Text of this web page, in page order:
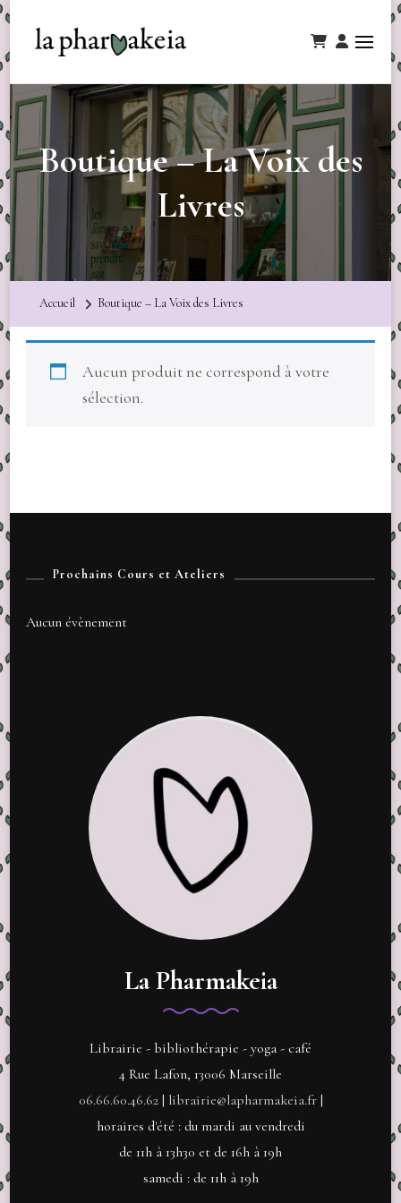
Boutique – La Voix des
Livres
Accueil Boutique – La Voix des Livres
Aucun produit ne correspond à votre
sélection.
Prochains Cours et Ateliers
Aucun évènement
La Pharmakeia
Librairie - bibliothérapie - yoga - café
4 Rue Lafon, 13006 Marseille
06.66.60.46.62| librairie@lapharmakeia.fr|
horaires d'été : du mardi au vendredi
de 11h à 13h30 et de 16h à 19h
samedi : de 11h à 19h